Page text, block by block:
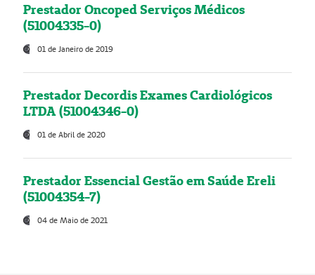
Prestador Oncoped Serviços Médicos
(51004335-0)
01 de Janeiro de 2019
Prestador Decordis Exames Cardiológicos
LTDA (51004346-0)
01 de Abril de 2020
Prestador Essencial Gestão em Saúde Ereli
(51004354-7)
04 de Maio de 2021